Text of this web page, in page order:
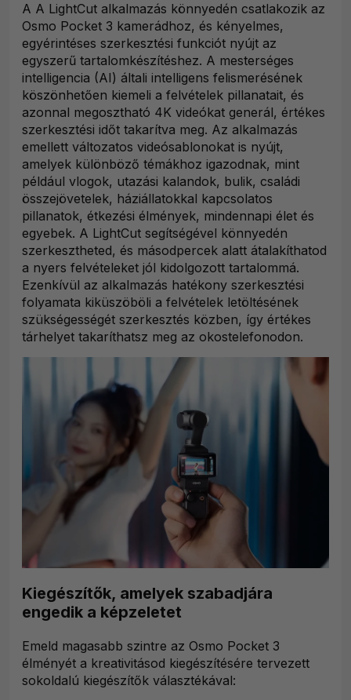
A A LightCut alkalmazás könnyedén csatlakozik az
Osmo Pocket 3 kamerádhoz, és kényelmes,
egyérintéses szerkesztési funkciót nyújt az
egyszerű tartalomkészítéshez. A mesterséges
intelligencia (AI) általi intelligens felismerésének
köszönhetően kiemeli a felvételek pillanatait, és
azonnal megosztható 4K videókat generál, értékes
szerkesztési időt takarítva meg. Az alkalmazás
emellett változatos videósablonokat is nyújt,
amelyek különböző témákhoz igazodnak, mint
például vlogok, utazási kalandok, bulik, családi
összejövetelek, háziállatokkal kapcsolatos
pillanatok, étkezési élmények, mindennapi élet és
egyebek. A LightCut segítségével könnyedén
szerkesztheted, és másodpercek alatt átalakíthatod
a nyers felvételeket jól kidolgozott tartalommá.
Ezenkívül az alkalmazás hatékony szerkesztési
folyamata kiküszöböli a felvételek letöltésének
szükségességét szerkesztés közben, így értékes
tárhelyet takaríthatsz meg az okostelefonodon.
Kiegészítők, amelyek szabadjára
engedik a képzeletet
Emeld magasabb szintre az Osmo Pocket 3
élményét a kreativitásod kiegészítésére tervezett
sokoldalú kiegészítők választékával: